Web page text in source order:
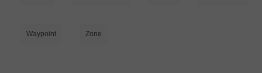
Waypoint Zone